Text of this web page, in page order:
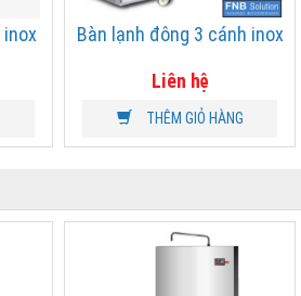
Bàn lạnh đông 3 cánh inox
Liên hệ
THÊM GIỎ HÀNG